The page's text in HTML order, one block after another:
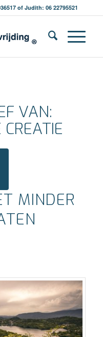
of Judith: 06 22795521
VAN:
MINDER